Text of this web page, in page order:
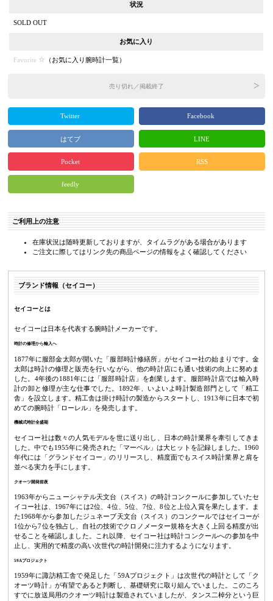
状況
SOLD OUT
お気に入り
Favorite （お気に入り腕時計一覧）
売り切れ／掲載終了
Twitter Facebook
はてブ LINE
Pocket RSS
feedly
ご利用上の注意
在庫状況は随時更新しておりますが、タイムラグがある場合があります
ご注文に際してはリンク先の商品ページの情報をよく確認してください
ブランド情報（セイコー）
セイコーとは
セイコーは日本を代表する腕時計メーカーです。
時計の修理から輸入へ
1877年に服部金太郎が開いた「服部時計修繕所」がセイコー社の始まりです。金
太郎は時計の修理と販売を行いながら、他の時計店にも通い技術の向上に努めま
した。4年後の1881年には「服部時計店」を創業します。服部時計店では輸入時
計の卸と修理が主な仕事でした。1892年、いよいよ時計製造部門として「精工
舎」を設立します。精工舎は掛け時計の製造からスタートし、1913年に日本で初
めての腕時計「ローレル」を発売します。
機械式時計全盛期
セイコー社は数々の人気モデルを世に送り出し、日本の時計業界を牽引してきま
した。中でも1955年に発売された「マーベル」は大ヒットを記録しました。1960
年代には「グランドセイコー」のリリースし、精度面でもスイス時計業界と肩を
並べる実力を手にします。
クオーツ開発前夜
1963年からニューシャテル天文台（スイス）の時計コンクールに参加していたセ
イコー社は、1967年には2位、4位、5位、7位、8位と上位入賞を果たします。ま
た1968年から参加したジュネーブ天文台（スイス）のコンクールではセイコーが
1位から7位を独占し、自社の技術でクロノメーター規格を大きく上回る精度が出
せることを確認しました。これ以降、セイコー社は時計コンクールへの参加を中
止し、実用的で精度の高い次世代の時計開発に注力するようになります。
59Aプロジェクト
1959年に諏訪精工舎で発足した「59Aプロジェクト」は次世代の時計として「ク
オーツ時計」が有望であると判断し、基礎研究に取り組んでいました。このころ
すでに放送局用のクオーツ時計は製造されていましたが、タンス二棹分という巨